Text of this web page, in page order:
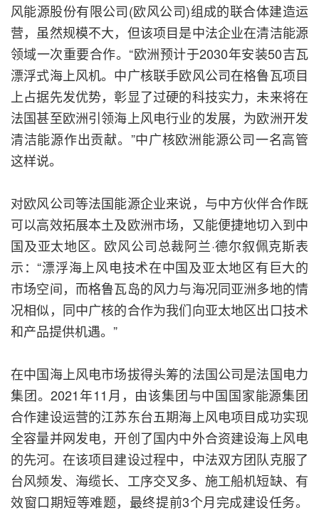
风能源股份有限公司(欧风公司)组成的联合体建造运
营，虽然规模不大，但该项目是中法企业在清洁能源
领域一次重要合作。“欧洲预计于2030年安装50吉瓦
漂浮式海上风机。中广核联手欧风公司在格鲁瓦项目
上占据先发优势，彰显了过硬的科技实力，未来将在
法国甚至欧洲引领海上风电行业的发展，为欧洲开发
清洁能源作出贡献。”中广核欧洲能源公司一名高管
这样说。
对欧风公司等法国能源企业来说，与中方伙伴合作既
可以高效拓展本土及欧洲市场，又能便捷地切入到中
国及亚太地区。欧风公司总裁阿兰·德尔叙佩克斯表
示：“漂浮海上风电技术在中国及亚太地区有巨大的
市场空间，而格鲁瓦岛的风力与海况同亚洲多地的情
况相似，同中广核的合作为我们向亚太地区出口技术
和产品提供机遇。”
在中国海上风电市场拔得头筹的法国公司是法国电力
集团。2021年11月，由该集团与中国国家能源集团
合作建设运营的江苏东台五期海上风电项目成功实现
全容量并网发电，开创了国内中外合资建设海上风电
的先河。在该项目建设过程中，中法双方团队克服了
台风频发、海缆长、工序交叉多、施工船机短缺、有
效窗口期短等难题，最终提前3个月完成建设任务。